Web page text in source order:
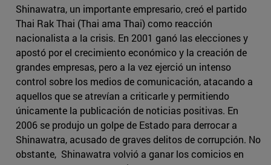
Shinawatra, un importante empresario, creó el partido
Thai Rak Thai (Thai ama Thai) como reacción
nacionalista a la crisis. En 2001 ganó las elecciones y
apostó por el crecimiento económico y la creación de
grandes empresas, pero a la vez ejerció un intenso
control sobre los medios de comunicación, atacando a
aquellos que se atrevían a criticarle y permitiendo
únicamente la publicación de noticias positivas. En
2006 se produjo un golpe de Estado para derrocar a
Shinawatra, acusado de graves delitos de corrupción. No
obstante, Shinawatra volvió a ganar los comicios en